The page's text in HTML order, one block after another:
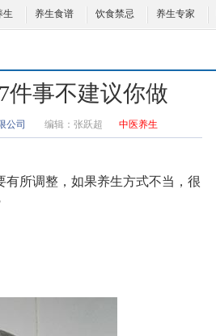
生 养生食谱 饮食禁忌 养生专家
件事不建议你做
公司 编辑： 张跃超 中医养生
所调整，如果养生方式不当，很